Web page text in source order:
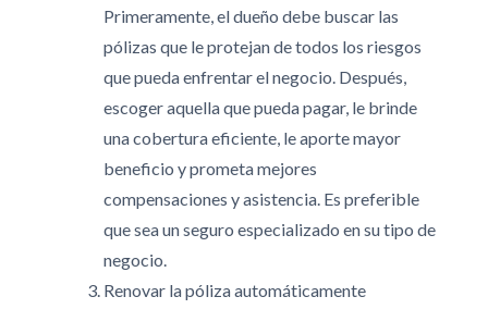
Primeramente, el dueño debe buscar las
pólizas que le protejan de todos los riesgos
que pueda enfrentar el negocio. Después,
escoger aquella que pueda pagar, le brinde
una cobertura eficiente, le aporte mayor
beneficio y prometa mejores
compensaciones y asistencia. Es preferible
que sea un seguro especializado en su tipo de
negocio.
Renovar la póliza automáticamente